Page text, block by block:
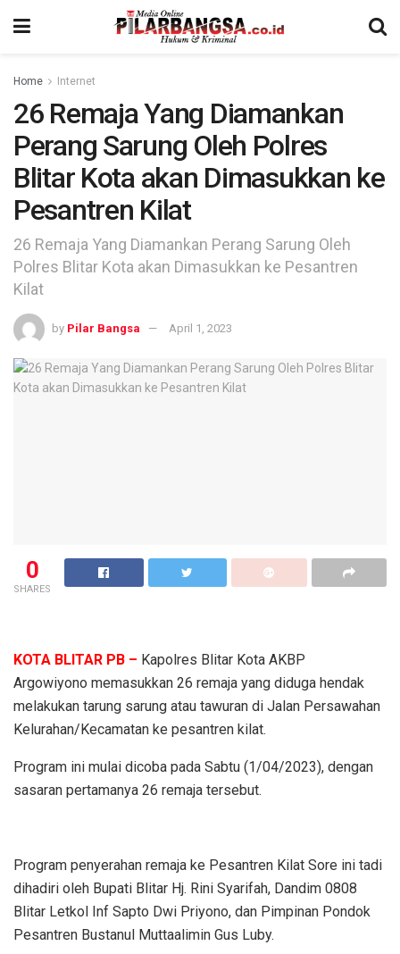
Home Internet
26 Remaja Yang Diamankan
Perang Sarung Oleh Polres
Blitar Kota akan Dimasukkan ke
Pesantren Kilat
26 Remaja Yang Diamankan Perang Sarung Oleh
Polres Blitar Kota akan Dimasukkan ke Pesantren
Kilat
by Pilar Bangsa April 1, 2023
0
SHARES
KOTA BLITAR PB – Kapolres Blitar Kota AKBP
Argowiyono memasukkan 26 remaja yang diduga hendak
melakukan tarung sarung atau tawuran di Jalan Persawahan
Kelurahan/Kecamatan ke pesantren kilat.
Program ini mulai dicoba pada Sabtu (1/04/2023), dengan
sasaran pertamanya 26 remaja tersebut.
Program penyerahan remaja ke Pesantren Kilat Sore ini tadi
dihadiri oleh Bupati Blitar Hj. Rini Syarifah, Dandim 0808
Blitar Letkol Inf Sapto Dwi Priyono, dan Pimpinan Pondok
Pesantren Bustanul Muttaalimin Gus Luby.